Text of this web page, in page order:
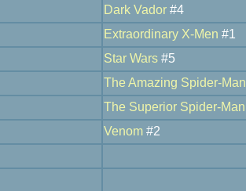
Dark Vador #4
Extraordinary X-Men #1
Star Wars #5
The Amazing Spider-Man
The Superior Spider-Man
Venom #2